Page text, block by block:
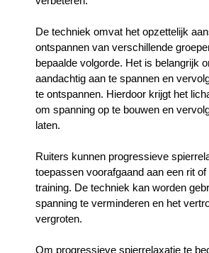
De techniek omvat het opzettelijk
ontspannen van verschillende
bepaalde volgorde. Het is belangrijk
aandachtig aan te spannen en
te ontspannen. Hierdoor krijgt het
om spanning op te bouwen en
laten.
Ruiters kunnen progressieve
toepassen voorafgaand aan een rit of
training. De techniek kan worden
spanning te verminderen en het
vergroten.
Om progressieve spierrelaxatie te